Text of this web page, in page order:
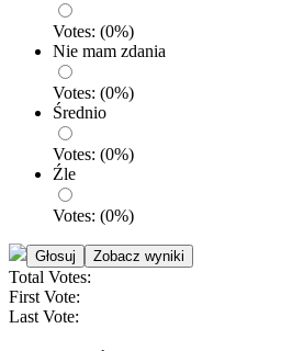
Votes: (0%)
Nie mam zdania
Votes: (0%)
Średnio
Votes: (0%)
Źle
Votes: (0%)
Total Votes:
First Vote:
Last Vote: